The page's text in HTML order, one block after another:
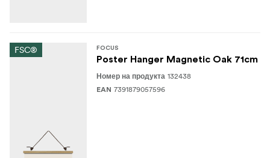
FSC® FOCUS
Poster Hanger Magnetic Oak 71cm
Номер на продукта 132438
EAN 7391879057596